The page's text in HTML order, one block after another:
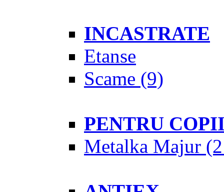
INCASTRATE
Etanse
Scame (9)
PENTRU
Metalka Majur